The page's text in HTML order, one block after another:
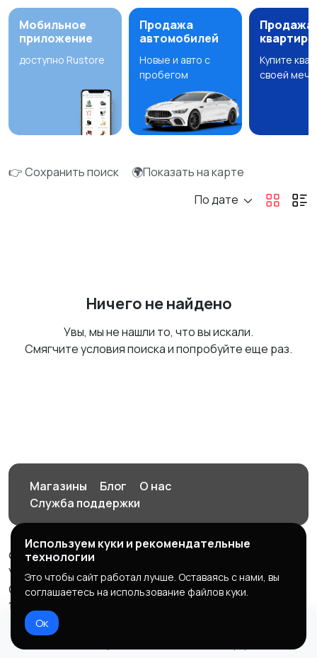
Мобильное
приложение
доступно Rustore
Продажа
автомобилей
Новые и авто с
пробегом
Продажа
квартир
Купите
своей
👉 Сохранить поиск
🌍Показать на карте
По дате
Ничего не найдено
Увы, мы не нашли то, что вы искали.
Смягчите условия поиска и попробуйте еще раз.
Магазины Блог
О нас
Служба поддержки
© 2026 Орен-АЙ - Авто | Недвижимость | Работа |
Услуги
Создал Карусов Е.С ООО "ЦПК" ИНН 5609203278 ОГРН
1235600008841
Правила сервиса
Используем куки и рекомендательные
технологии
Это чтобы сайт работал лучше. Оставаясь с нами, вы
соглашаетесь на использование файлов куки.
Ок